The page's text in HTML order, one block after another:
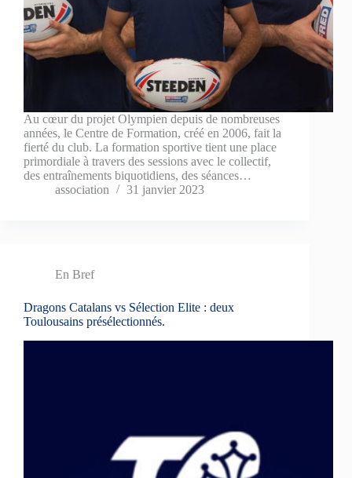
Au cœur du projet Olympien depuis de nombreuses
années, le Centre de Formation, créé en 2006, fait la
fierté du club. La formation sportive tient une place
primordiale à travers des sessions avec le collectif,
des entraînements biquotidiens, des séances…
association
31 janvier 2023
En Bref
Dragons Catalans vs Sélection Elite : deux
Toulousains présélectionnés.